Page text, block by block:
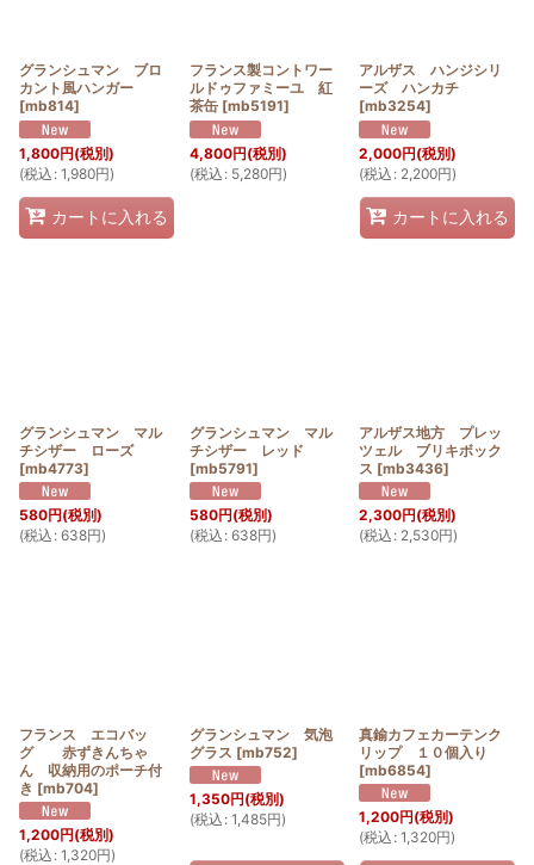
グランシュマン ブロ
カント風ハンガー
[mb814]
1,800円(税別)
(税込 : 1,980円)
カートに入れる
フランス製コントワー
ルドゥファミーユ 紅
茶缶 [mb5191]
4,800円(税別)
(税込 : 5,280円)
アルザス ハンジシリ
ーズ ハンカチ
[mb3254]
2,000円(税別)
(税込 : 2,200円)
カートに入れる
グランシュマン マル
チシザー ローズ
[mb4773]
580円(税別)
(税込 : 638円)
グランシュマン マル
チシザー レッド
[mb5791]
580円(税別)
(税込 : 638円)
アルザス地方 プレッ
ツェル ブリキボック
ス [mb3436]
2,300円(税別)
(税込 : 2,530円)
フランス エコバッ
グ 赤ずきんちゃ
ん 収納用のポーチ付
き [mb704]
1,200円(税別)
(税込 : 1,320円)
グランシュマン 気泡
グラス [mb752]
1,350円(税別)
(税込 : 1,485円)
真鍮カフェカーテンク
リップ １０個入り
[mb6854]
1,200円(税別)
(税込 : 1,320円)